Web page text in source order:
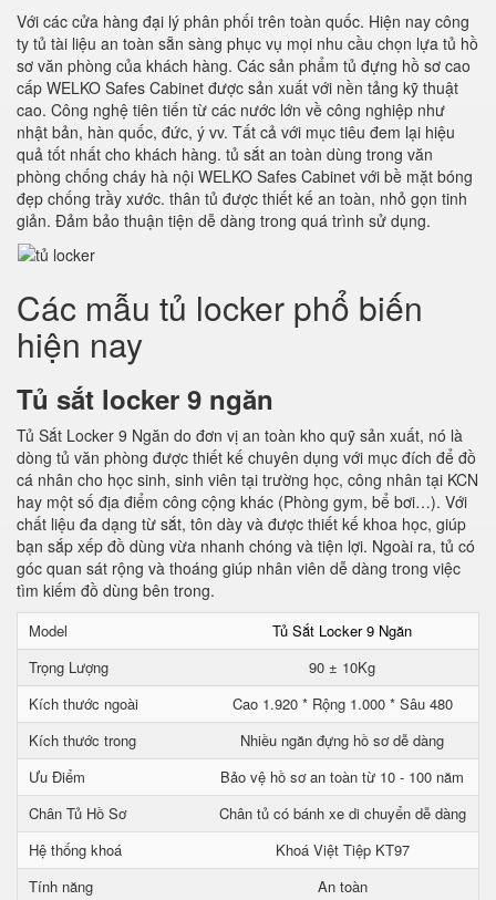
Với các cửa hàng đại lý phân phối trên toàn quốc. Hiện nay công
ty tủ tài liệu an toàn sẵn sàng phục vụ mọi nhu cầu chọn lựa tủ hồ
sơ văn phòng của khách hàng. Các sản phẩm tủ đựng hồ sơ cao
cấp WELKO Safes Cabinet được sản xuất với nền tảng kỹ thuật
cao. Công nghệ tiên tiến từ các nước lớn về công nghiệp như
nhật bản, hàn quốc, đức, ý vv. Tất cả với mục tiêu đem lại hiệu
quả tốt nhất cho khách hàng. tủ sắt an toàn dùng trong văn
phòng chống cháy hà nội WELKO Safes Cabinet với bề mặt bóng
đẹp chống trầy xước. thân tủ được thiết kế an toàn, nhỏ gọn tinh
giản. Đảm bảo thuận tiện dễ dàng trong quá trình sử dụng.
Các mẫu tủ locker phổ biến
hiện nay
Tủ sắt locker 9 ngăn
Tủ Sắt Locker 9 Ngăn do đơn vị an toàn kho quỹ sản xuất, nó là
dòng tủ văn phòng được thiết kế chuyên dụng với mục đích để đồ
cá nhân cho học sinh, sinh viên tại trường học, công nhân tại KCN
hay một số địa điểm công cộng khác (Phòng gym, bể bơi…). Với
chất liệu đa dạng từ sắt, tôn dày và được thiết kế khoa học, giúp
bạn sắp xếp đồ dùng vừa nhanh chóng và tiện lợi. Ngoài ra, tủ có
góc quan sát rộng và thoáng giúp nhân viên dễ dàng trong việc
tìm kiếm đồ dùng bên trong.
Model
Tủ Sắt Locker 9 Ngăn
Trọng Lượng
90 ± 10Kg
Kích thước ngoài
Cao 1.920 * Rộng 1.000 * Sâu 480
Kích thước trong
Nhiều ngăn đựng hồ sơ dễ dàng
Ưu Điểm
Bảo vệ hồ sơ an toàn từ 10 - 100 năm
Chân Tủ Hồ Sơ
Chân tủ có bánh xe di chuyển dễ dàng
Hệ thống khoá
Khoá Việt Tiệp KT97
Tính năng
An toàn